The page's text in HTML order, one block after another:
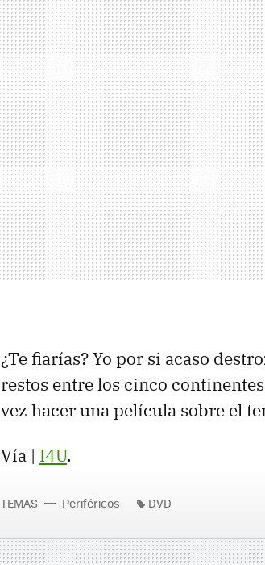
¿Te fiarías? Yo por si acaso
restos entre los cinco
vez hacer una película sobre el
Vía | I4U.
TEMAS Periféricos DVD